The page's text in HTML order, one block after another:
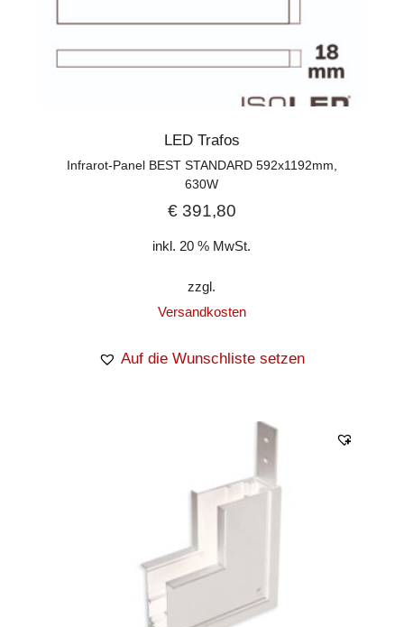
LED Trafos
Infrarot-Panel BEST STANDARD 592x1192mm,
630W
€391,80
inkl. 20 % MwSt.
zzgl.
Versandkosten
Auf die Wunschliste setzen